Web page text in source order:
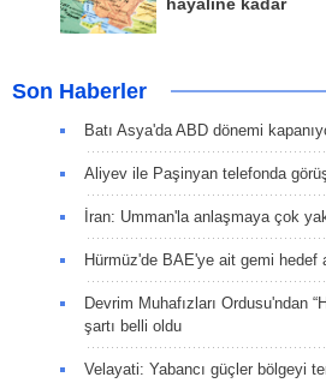
hayaline kadar
Son Haberler
Batı Asya'da ABD dönemi
Aliyev ile Paşinyan telefonda
İran: Umman'la anlaşmaya çok
Hürmüz'de BAE'ye ait gemi hedef
Devrim Muhafızları Ordusu'ndan
şartı belli oldu
Velayati: Yabancı güçler bölgeyi